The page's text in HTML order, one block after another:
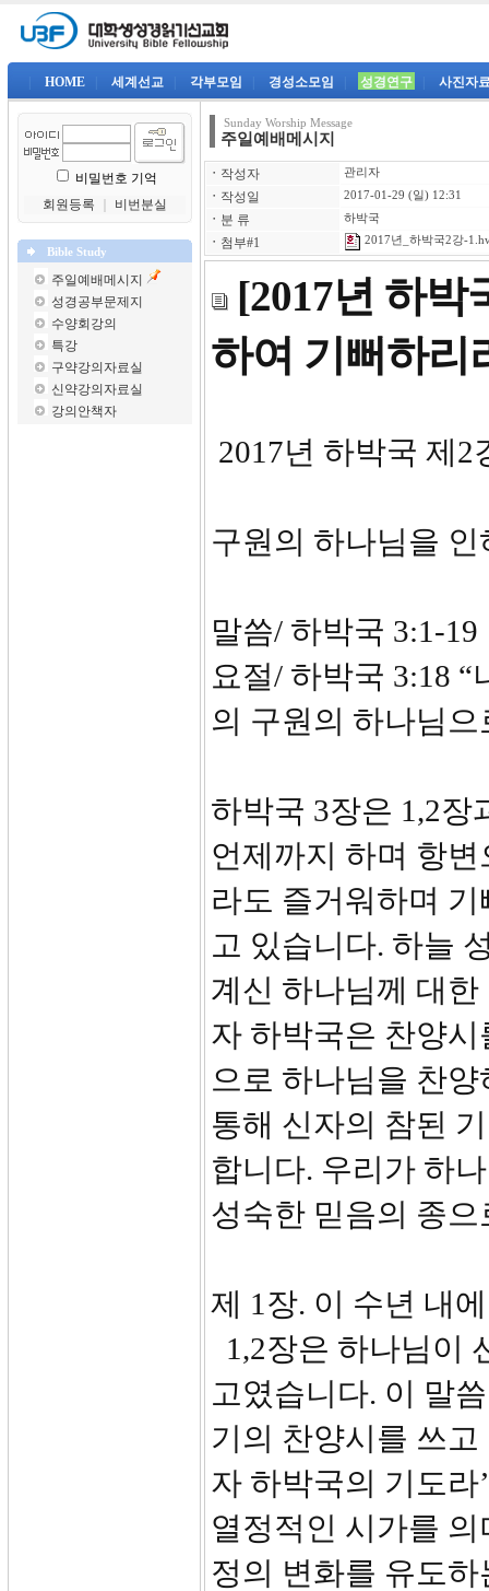
HOME 세계선교 각부모임 경성소모임 성경연구 사진자
비밀번호 기억
회원등록
비번분실
Bible Study
주일예배메시지
성경공부문제지
수양회강의
특강
구약강의자료실
신약강의자료실
강의안책자
Sunday Worship Message
주일예배메시지
ㆍ 작성자 관리자
ㆍ 작성일 2017-01-29 (일) 12:31
ㆍ 분 류 하박국
ㆍ 첨부#1 2017년_하박국2강-
[2017년 하박
하여 기뻐하리
2017년 하박국 제2
구원의 하나님을
말씀/ 하박국 3:1-19
요절/ 하박국 3:18
의 구원의 하나님
하박국 3장은 1,2장
언제까지 하며 항
라도 즐거워하며
고 있습니다. 하늘
계신 하나님께 대
자 하박국은 찬양
으로 하나님을 찬
통해 신자의 참된
합니다. 우리가 하
성숙한 믿음의 종
제 1장. 이 수년 내
1,2장은 하나님이
고였습니다. 이 말
기의 찬양시를 쓰
자 하박국의 기도라
열정적인 시가를
정의 변화를 유도